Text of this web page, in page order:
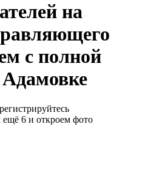
на
с полной
6 и откроем фото